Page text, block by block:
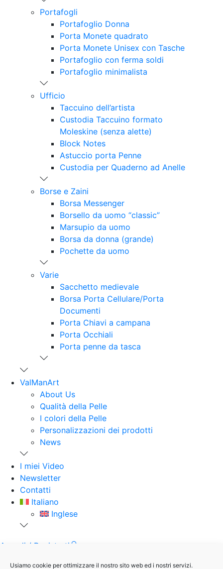
Usiamo cookie per ottimizzare il nostro sito web ed i nostri servizi.
Portafogli
Portafoglio Donna
Porta Monete quadrato
Porta Monete Unisex con Tasche
Portafoglio con ferma soldi
Portafoglio minimalista
Ufficio
Taccuino dell’artista
Custodia Taccuino formato
Moleskine (senza alette)
Block Notes
Astuccio porta Penne
Custodia per Quaderno ad Anelle
Borse e Zaini
Borsa Messenger
Borsello da uomo “classic”
Marsupio da uomo
Borsa da donna (grande)
Pochette da uomo
Varie
Sacchetto medievale
Borsa Porta Cellulare/Porta
Documenti
Porta Chiavi a campana
Porta Occhiali
Porta penne da tasca
ValManArt
About Us
Qualità della Pelle
I colori della Pelle
Personalizzazioni dei prodotti
News
I miei Video
Newsletter
Contatti
Italiano
Inglese
Accedi / Registrati